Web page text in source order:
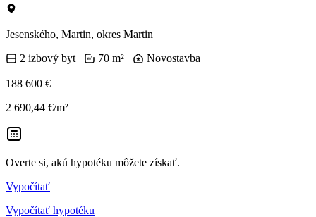
Jesenského, Martin, okres Martin
2 izbový byt
70 m² Novostavba
188 600 €
2 690,44 €/m²
Overte si, akú hypotéku môžete získať.
Vypočítať
Vypočítať hypotéku